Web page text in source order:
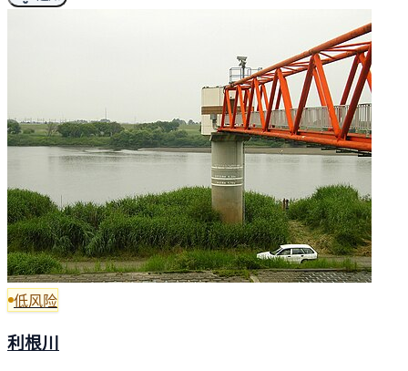
低风险
利根川